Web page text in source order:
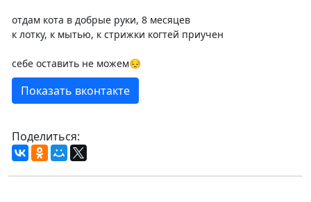
отдам кота в добрые руки, 8 месяцев
к лотку, к мытью, к стрижки когтей приучен
себе оставить не можем😔
Показать вконтакте
Поделиться: